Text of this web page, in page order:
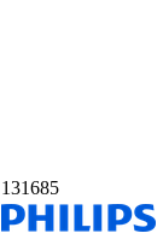
131685